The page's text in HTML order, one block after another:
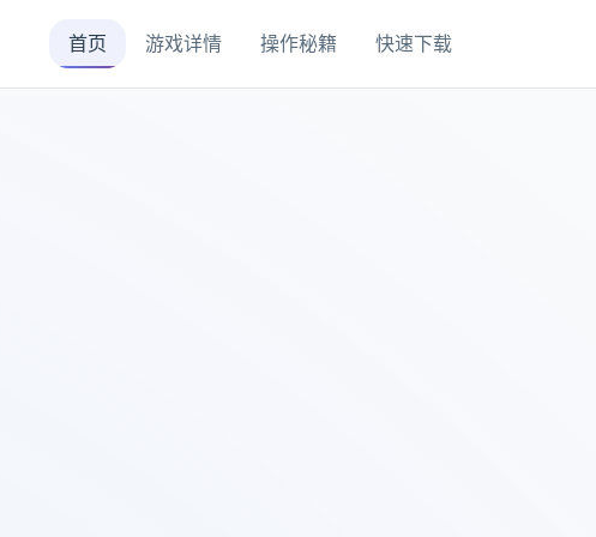
首页 游戏详情 操作秘籍 快速下载